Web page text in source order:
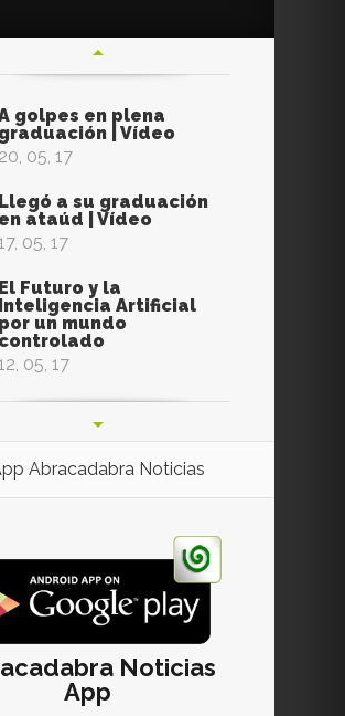
golpes en plena
graduación | Vídeo
20, 05, 17
Llegó a su graduación
en ataúd | Vídeo
05, 17
El Futuro y la
Inteligencia Artificial
por un mundo
controlado
05, 17
Abracadabra Noticias
Noticias
App